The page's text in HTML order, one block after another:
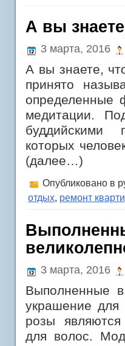
А вы
3 марта, 2016
А вы знаете,
принято
определенные
медитации.
буддийскими
которых
(далее…)
Опубликовано в
отдых, ремонт
3 марта, 2016
Выполненные
украшение для
розы
для волос.